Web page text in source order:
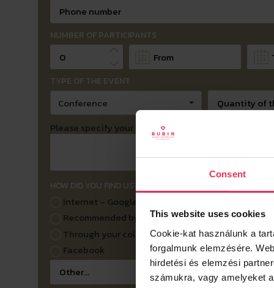
Consent
This website uses cookies
Cookie-kat használunk a
forgalmunk elemzésére.
hirdetési és elemzési
számukra, vagy amelyeket
NUMBER OF PARTICIPANTS
TYPE OF THE EVENT
Conference
Please specify your requests and needs (e.g. room
HOW DID YOU FIND US?
Internet – Google
Recommended by a friend
Through your colleague
Facebook